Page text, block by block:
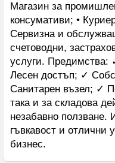
Магазин за
консумативи; •
Сервизна и
счетоводни,
услуги. Предимства:
Лесен достъп; ✓
Санитарен възел; ✓
така и за складова
незабавно ползване.
гъвкавост и отлични
бизнес.